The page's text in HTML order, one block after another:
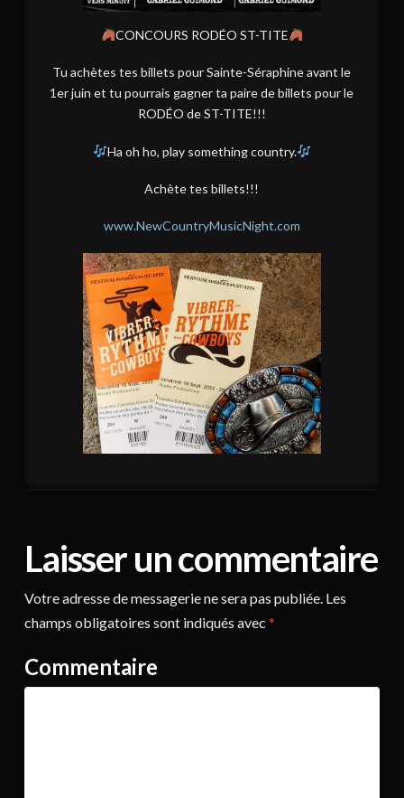
CONCOURS RODÉO ST-TITE
Tu achètes tes billets pour Sainte-Séraphine avant le
1er juin et tu pourrais gagner ta paire de billets pour le
RODÉO de ST-TITE!!!
Ha oh ho, play something country.
Achète tes billets!!!
www.NewCountryMusicNight.com
Laisser un commentaire
Votre adresse de messagerie ne sera pas publiée. Les
champs obligatoires sont indiqués avec *
Commentaire